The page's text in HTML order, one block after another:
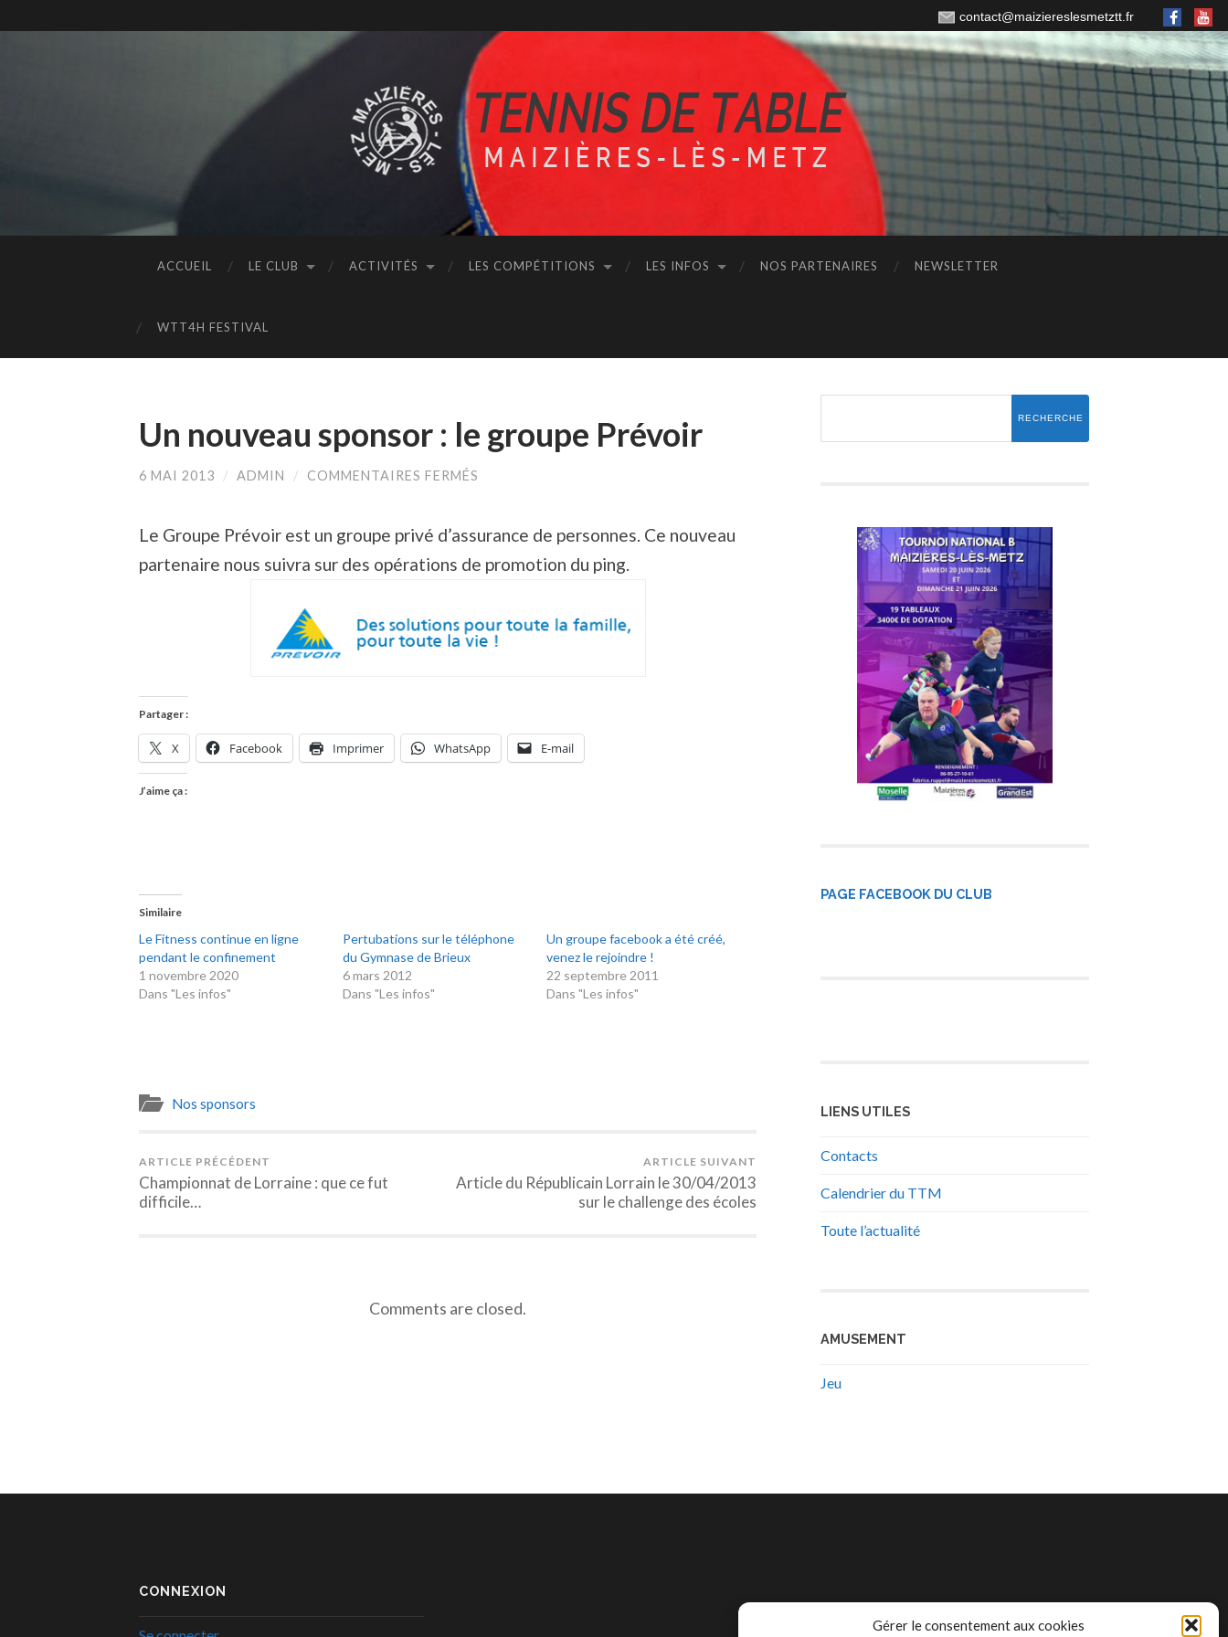
Gérer le consentement aux cookies
contact@maiziereslesmetztt.fr
ACCUEIL LE CLUB ACTIVITÉS LES COMPÉTITIONS LES INFOS NOS PARTENAIRES NEWSLETTER
WTT4H FESTIVAL
Un nouveau sponsor : le groupe Prévoir
6 MAI 2013 / ADMIN / COMMENTAIRES FERMÉS
:
GROUPE
Le Groupe Prévoir est un groupe privé d’assurance de personnes. Ce nouveau
partenaire nous suivra sur des opérations de promotion du ping.
Partager :
X Facebook Imprimer WhatsApp E-mail
J’aime ça :
Similaire
Le Fitness continue en ligne
pendant le confinement
1 novembre 2020
Dans "Les infos"
Pertubations sur le téléphone
du Gymnase de Brieux
6 mars 2012
Dans "Les infos"
Un groupe facebook a été créé,
venez le rejoindre !
22 septembre 2011
Dans "Les infos"
Nos sponsors
ARTICLE PRÉCÉDENT
Championnat de Lorraine : que ce fut
difficile…
ARTICLE SUIVANT
Article du Républicain Lorrain le 30/04/2013
sur le challenge des écoles
Comments are closed.
PAGE FACEBOOK DU CLUB
LIENS UTILES
Contacts
Calendrier du TTM
Toute l’actualité
AMUSEMENT
Jeu
CONNEXION